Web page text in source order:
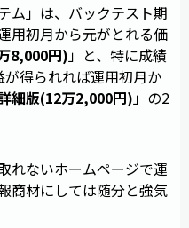
ム」は、バックテスト期
用初月から元がとれる価
8,000円) 」と、特に成績
得られれば運用初月か
細版(12万2,000円) 」の2
れないホームページで運
商材にしては随分と強気